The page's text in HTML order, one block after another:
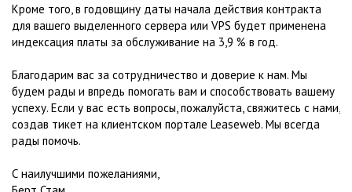
Кроме того, в годовщину даты начала действия контракта
для вашего выделенного сервера или VPS будет применена
индексация платы за обслуживание на 3,9 % в год.
Благодарим вас за сотрудничество и доверие к нам. Мы
будем рады и впредь помогать вам и способствовать вашему
успеху. Если у вас есть вопросы, пожалуйста, свяжитесь с нами,
создав тикет на клиентском портале Leaseweb. Мы всегда
рады помочь.
С наилучшими пожеланиями,